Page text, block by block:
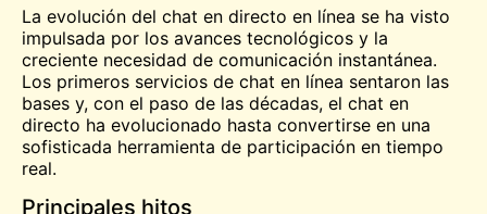
La evolución del chat en directo en línea se ha visto
impulsada por los avances tecnológicos y la
creciente necesidad de comunicación instantánea.
Los primeros servicios de chat en línea sentaron las
bases y, con el paso de las décadas, el chat en
directo ha evolucionado hasta convertirse en una
sofisticada herramienta de participación en tiempo
real.
Principales hitos